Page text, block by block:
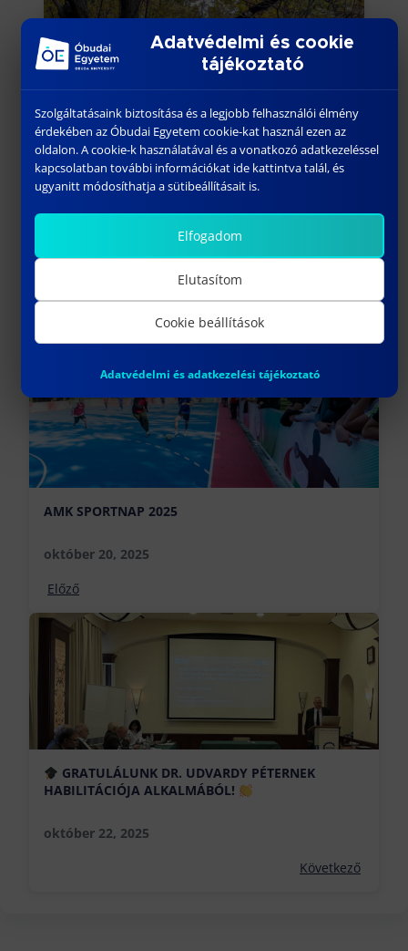
AMK SPORTNAP 2025
október 20, 2025
Előző
GRATULÁLUNK DR. UDVARDY PÉTERNEK
HABILITÁCIÓJA ALKALMÁBÓL!
október 22, 2025
Következő
Adatvédelmi és cookie
tájékoztató
Szolgáltatásaink biztosítása és a legjobb felhasználói élmény
érdekében az Óbudai Egyetem cookie-kat használ ezen az
oldalon. A cookie-k használatával és a vonatkozó adatkezeléssel
kapcsolatban további információkat ide kattintva talál, és
ugyanitt módosíthatja a sütibeállításait is.
Elfogadom
Elutasítom
Cookie beállítások
Adatvédelmi és adatkezelési tájékoztató